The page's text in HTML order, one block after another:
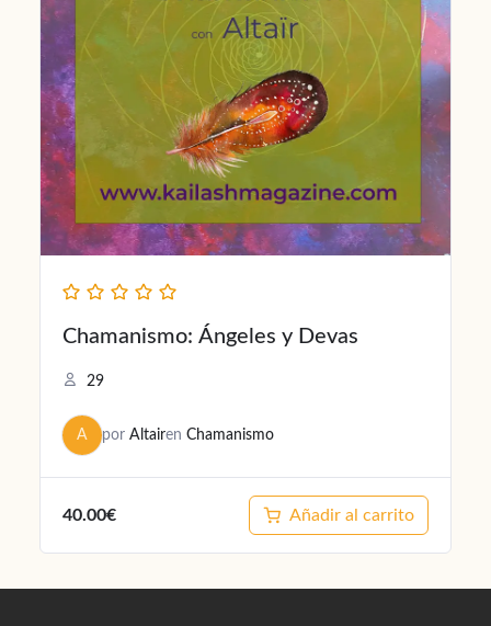
Chamanismo: Ángeles y Devas
29
A por Altairen Chamanismo
40.00€ Añadir al carrito